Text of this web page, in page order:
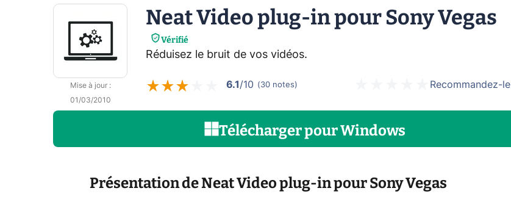
Mise à jour:
01/03/2010
Neat Video plug-in pour Sony Vegas
Vérifié
Réduisez le bruit de vos vidéos.
6.1 /10 (30 notes) Recommandez-le
TéléchargerpourWindows
Présentation de Neat Video plug-in pour Sony Vegas